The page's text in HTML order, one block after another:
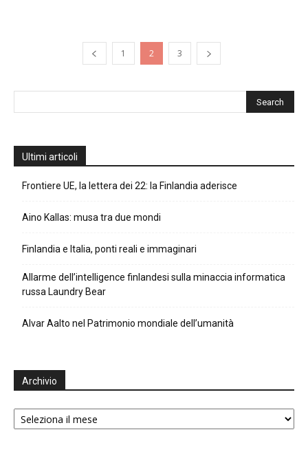
1 2 3
Ultimi articoli
Frontiere UE, la lettera dei 22: la Finlandia aderisce
Aino Kallas: musa tra due mondi
Finlandia e Italia, ponti reali e immaginari
Allarme dell’intelligence finlandesi sulla minaccia informatica
russa Laundry Bear
Alvar Aalto nel Patrimonio mondiale dell’umanità
Archivio
Archivio